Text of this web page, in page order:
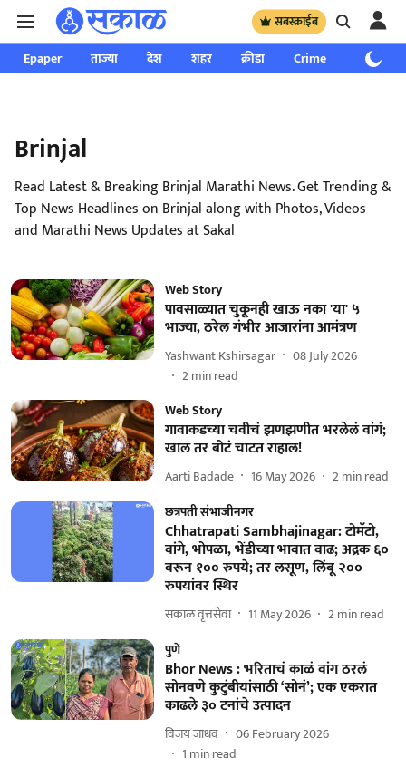
सबस्क्राईब
Epaper ताज्या देश शहर क्रीडा Crime साप्ताहिक
Brinjal
Read Latest & Breaking Brinjal Marathi News. Get Trending &
Top News Headlines on Brinjal along with Photos, Videos
and Marathi News Updates at Sakal
Web Story
पावसाळ्यात चुकूनही खाऊ नका 'या' ५
भाज्या, ठरेल गंभीर आजारांना आमंत्रण
Yashwant Kshirsagar
08 July 2026
2min read
Web Story
गावाकडच्या चवीचं झणझणीत भरलेलं वांगं;
खाल तर बोटं चाटत राहाल!
Aarti Badade 16 May 2026 2min read
छत्रपती संभाजीनगर
Chhatrapati Sambhajinagar: टोमॅटो,
वांगे, भोपळा, भेंडीच्या भावात वाढ; अद्रक ६०
वरून १०० रुपये; तर लसूण, लिंबू २००
रुपयांवर स्थिर
सकाळ वृत्तसेवा 11 May 2026 2min read
पुणे
Bhor News : भरिताचं काळं वांग ठरलं
सोनवणे कुटुंबीयांसाठी ‘सोनं’; एक एकरात
काढले ३० टनांचे उत्पादन
विजय जाधव
06 February 2026
1 min read